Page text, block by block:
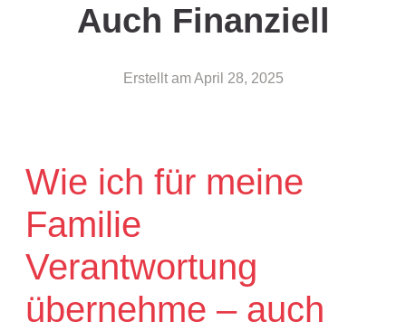
Auch Finanziell
Erstellt am April 28, 2025
Wie ich für meine
Familie
Verantwortung
übernehme – auch